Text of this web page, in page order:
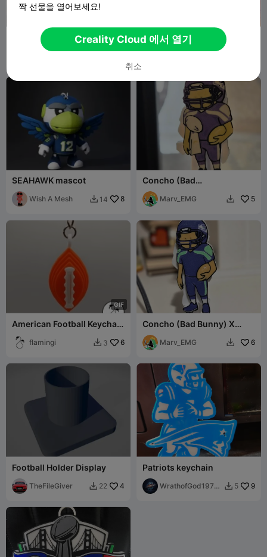
Seattle Seahawks Hype
Superbowl 2026 - Football
Helmet Skull Controller
SEAHAWK mascot
Wish A Mesh  14 8
Concho (Bad
Bunny)XSeahawks with
The Vince Lombardi
Keychain
Marv_EMG  5
GIF
American Football Keychain
flamingi  3 6
Concho (Bad Bunny) X
Seahawks Keychain
Marv_EMG  6
Football Holder Display
TheFileGiver  22 4
Patriots keychain
WrathofGod1974
 5 9
짝 선물을 열어보세요!
Creality Cloud 에서 열기
취소